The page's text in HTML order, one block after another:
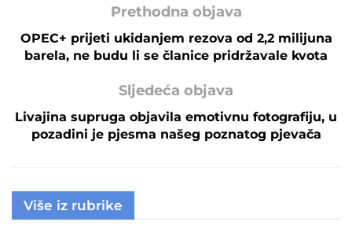
Prethodna objava
OPEC+ prijeti ukidanjem rezova od 2,2 milijuna
barela, ne budu li se članice pridržavale kvota
Sljedeća objava
Livajina supruga objavila emotivnu fotografiju, u
pozadini je pjesma našeg poznatog pjevača
Više iz rubrike